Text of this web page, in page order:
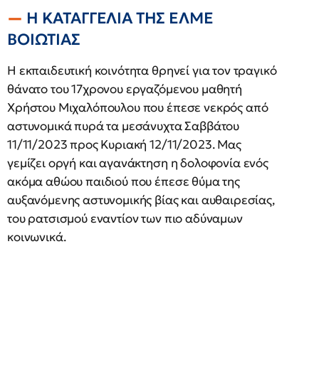
Η ΚΑΤΑΓΓΕΛΙΑ ΤΗΣ ΕΛΜΕ
ΒΟΙΩΤΙΑΣ
Η εκπαιδευτική κοινότητα θρηνεί για τον τραγικό
θάνατο του 17χρονου εργαζόμενου μαθητή
Χρήστου Μιχαλόπουλου που έπεσε νεκρός από
αστυνομικά πυρά τα μεσάνυχτα Σαββάτου
11/11/2023 προς Κυριακή 12/11/2023. Μας
γεμίζει οργή και αγανάκτηση η δολοφονία ενός
ακόμα αθώου παιδιού που έπεσε θύμα της
αυξανόμενης αστυνομικής βίας και αυθαιρεσίας,
του ρατσισμού εναντίον των πιο αδύναμων
κοινωνικά.